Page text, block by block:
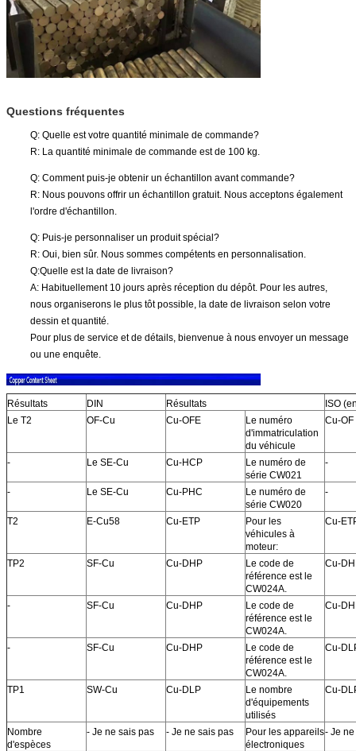
Questions fréquentes
Q: Quelle est votre quantité minimale de commande?
R: La quantité minimale de commande est de 100 kg.
Q: Comment puis-je obtenir un échantillon avant commande?
R: Nous pouvons offrir un échantillon gratuit. Nous acceptons également
l'ordre d'échantillon.
Q: Puis-je personnaliser un produit spécial?
R: Oui, bien sûr. Nous sommes compétents en personnalisation.
Q:Quelle est la date de livraison?
A: Habituellement 10 jours après réception du dépôt. Pour les autres,
nous organiserons le plus tôt possible, la date de livraison selon votre
dessin et quantité.
Pour plus de service et de détails, bienvenue à nous envoyer un message
ou une enquête.
Résultats DIN Résultats
ISO
Le T2
OF-Cu Cu-OFE
Le numéro
d'immatriculation
du véhicule
Cu-OF
- Le SE-Cu Cu-HCP
Le numéro de
série CW021
-
- Le SE-Cu Cu-PHC
Le numéro de
série CW020
-
T2 E-Cu58 Cu-ETP
Pour les
véhicules à
moteur:
Cu-
TP2 SF-Cu Cu-DHP
Le code de
référence est le
CW024A.
Cu-
- SF-Cu Cu-DHP
Le code de
référence est le
CW024A.
Cu-
- SF-Cu Cu-DHP
Le code de
référence est le
CW024A.
Cu-
TP1 SW-Cu Cu-DLP
Le nombre
d'équipements
utilisés
Cu-
Nombre
d'espèces
- Je ne sais pas - Je ne sais pas
Pour les appareils
électroniques
- Je